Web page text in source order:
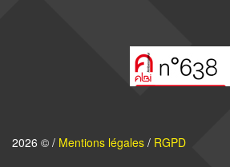
2026 © / Mentions légales / RGPD